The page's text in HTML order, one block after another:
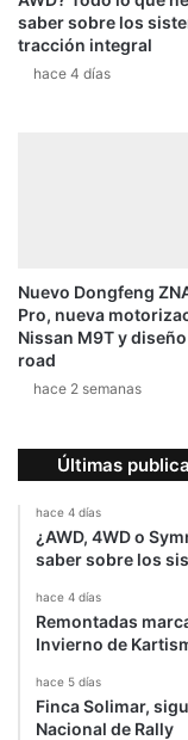
saber sobre los
tracción integral
hace 4 días
Nuevo Dongfeng
Pro, nueva
Nissan M9T y
road
hace 2 semanas
Últimas
hace 4 días
¿AWD, 4WD o
saber sobre los
hace 4 días
Remontadas
Invierno de
hace 5 días
Finca Solimar,
Nacional de Rally